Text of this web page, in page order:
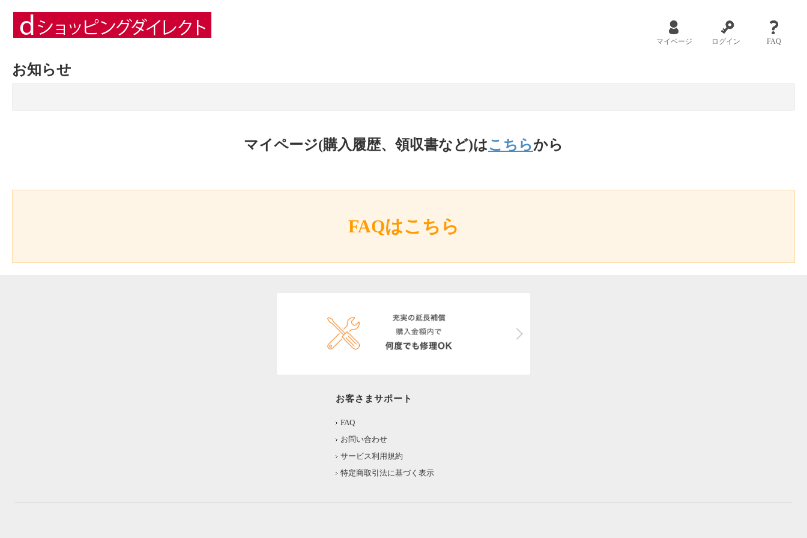
マイページ ログイン FAQ
お知らせ
マイページ(購入履歴、領収書など)はこちらから
FAQはこちら
お客さまサポート
FAQ
お問い合わせ
サービス利用規約
特定商取引法に基づく表示